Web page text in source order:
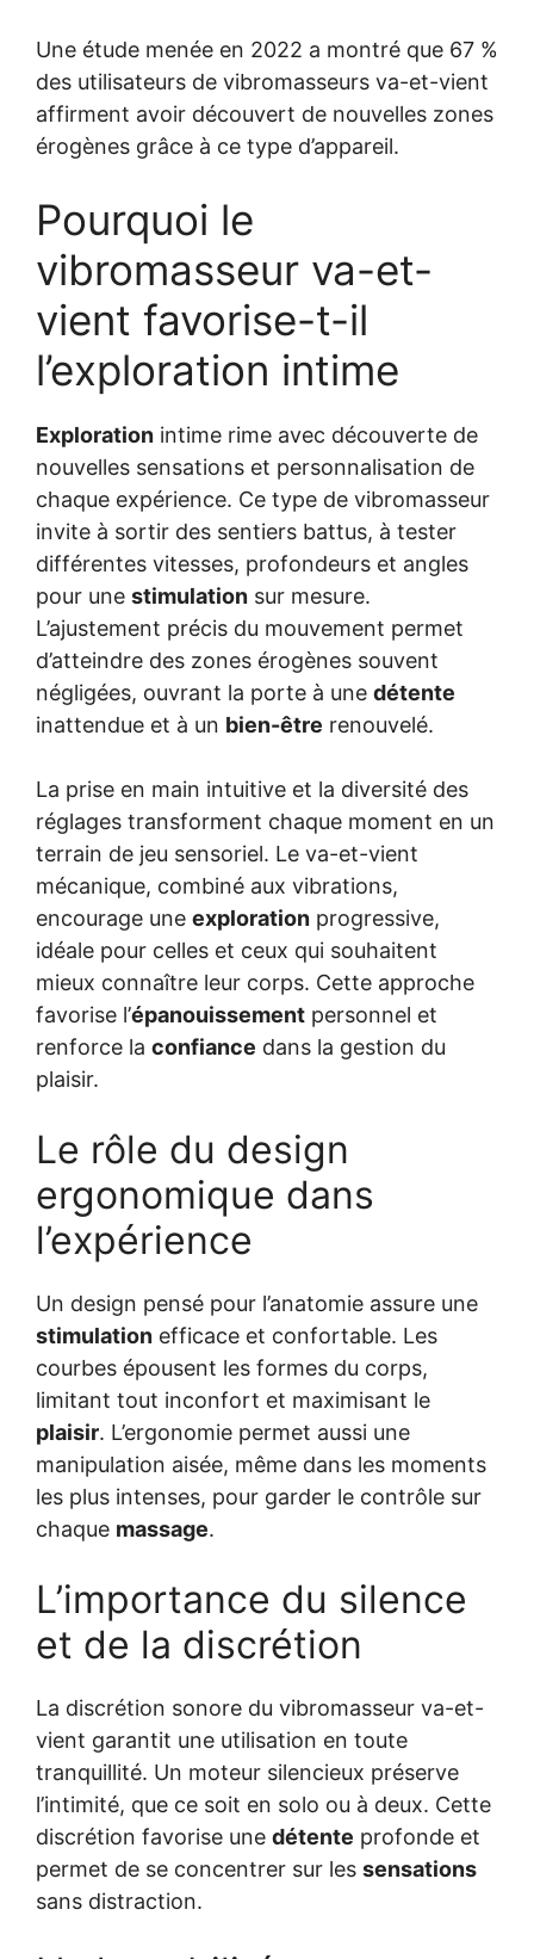
Une étude menée en 2022 a montré que 67 %
des utilisateurs de vibromasseurs va-et-vient
affirment avoir découvert de nouvelles zones
érogènes grâce à ce type d’appareil.
Pourquoi le
vibromasseur va-et-
vient favorise-t-il
l’exploration intime
Exploration intime rime avec découverte de
nouvelles sensations et personnalisation de
chaque expérience. Ce type de vibromasseur
invite à sortir des sentiers battus, à tester
différentes vitesses, profondeurs et angles
pour une stimulation sur mesure.
L’ajustement précis du mouvement permet
d’atteindre des zones érogènes souvent
négligées, ouvrant la porte à une détente
inattendue et à un bien-être renouvelé.
La prise en main intuitive et la diversité des
réglages transforment chaque moment en un
terrain de jeu sensoriel. Le va-et-vient
mécanique, combiné aux vibrations,
encourage une exploration progressive,
idéale pour celles et ceux qui souhaitent
mieux connaître leur corps. Cette approche
favorise l’épanouissement personnel et
renforce la confiance dans la gestion du
plaisir.
Le rôle du design
ergonomique dans
l’expérience
Un design pensé pour l’anatomie assure une
stimulation efficace et confortable. Les
courbes épousent les formes du corps,
limitant tout inconfort et maximisant le
plaisir. L’ergonomie permet aussi une
manipulation aisée, même dans les moments
les plus intenses, pour garder le contrôle sur
chaque massage.
L’importance du silence
et de la discrétion
La discrétion sonore du vibromasseur va-et-
vient garantit une utilisation en toute
tranquillité. Un moteur silencieux préserve
l’intimité, que ce soit en solo ou à deux. Cette
discrétion favorise une détente profonde et
permet de se concentrer sur les sensations
sans distraction.